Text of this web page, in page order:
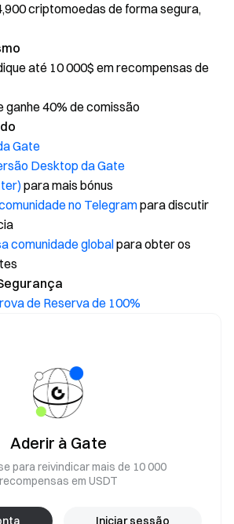
criptomoedas de forma segura,
até 10 000$ em recompensas de
ganhe 40% de comissão
Gate
Desktop da Gate
para mais bónus
no Telegrampara discutir
comunidade globalpara obter os
de Reserva de 100%
Aderir à Gate
para reivindicar mais de 10 000
recompensas em USDT
Iniciar sessão